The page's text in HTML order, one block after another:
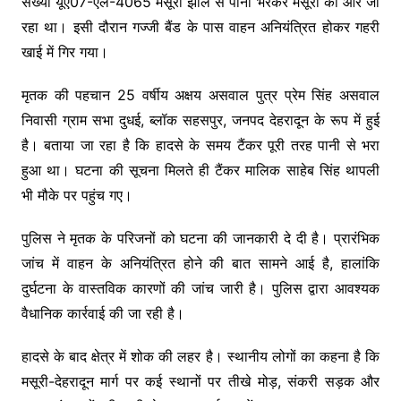
रहा था। इसी दौरान गज्जी बैंड के पास वाहन अनियंत्रित होकर गहरी
खाई में गिर गया।
मृतक की पहचान 25 वर्षीय अक्षय असवाल पुत्र प्रेम सिंह असवाल
निवासी ग्राम सभा दुधई, ब्लॉक सहसपुर, जनपद देहरादून के रूप में हुई
है। बताया जा रहा है कि हादसे के समय टैंकर पूरी तरह पानी से भरा
हुआ था। घटना की सूचना मिलते ही टैंकर मालिक साहेब सिंह थापली
भी मौके पर पहुंच गए।
पुलिस ने मृतक के परिजनों को घटना की जानकारी दे दी है। प्रारंभिक
जांच में वाहन के अनियंत्रित होने की बात सामने आई है, हालांकि
दुर्घटना के वास्तविक कारणों की जांच जारी है। पुलिस द्वारा आवश्यक
वैधानिक कार्रवाई की जा रही है।
हादसे के बाद क्षेत्र में शोक की लहर है। स्थानीय लोगों का कहना है कि
मसूरी-देहरादून मार्ग पर कई स्थानों पर तीखे मोड़, संकरी सड़क और